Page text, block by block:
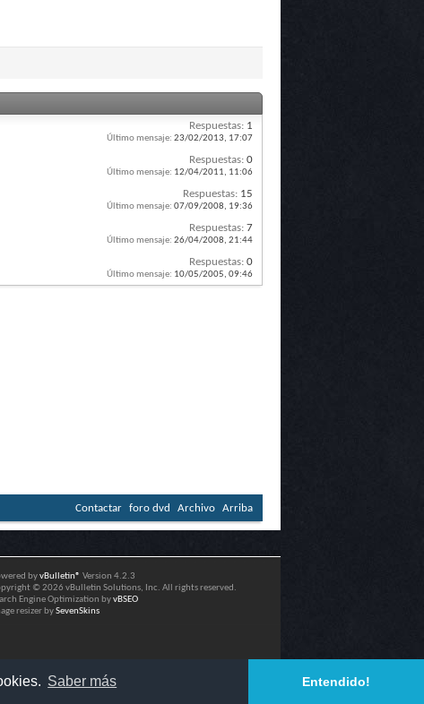
Saber más Entendido!
Respuestas: 1
Último mensaje: 23/02/2013, 17:07
Respuestas: 0
Último mensaje: 12/04/2011, 11:06
Respuestas: 15
Último mensaje: 07/09/2008, 19:36
Respuestas: 7
Último mensaje: 26/04/2008, 21:44
Respuestas: 0
Último mensaje: 10/05/2005, 09:46
Contactar foro dvd Archivo Arriba
byvBulletin® Version 4.2.3
© 2026 vBulletin Solutions, Inc. All rights reserved.
Engine Optimization byvBSEO
resizer bySevenSkins